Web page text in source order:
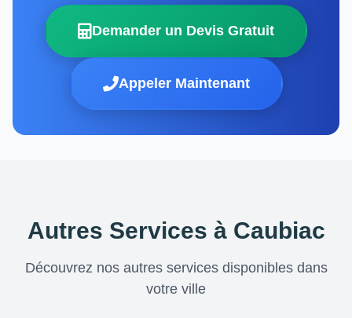
Demander un Devis Gratuit
Appeler Maintenant
Autres Services à Caubiac
Découvrez nos autres services disponibles dans
votre ville